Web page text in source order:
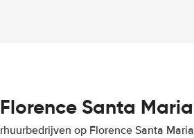
Santa
op Florence Santa